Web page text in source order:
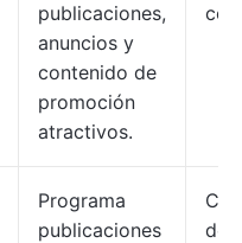
publicaciones,
anuncios y
contenido de
promoción
atractivos.
Programa
publicaciones
de